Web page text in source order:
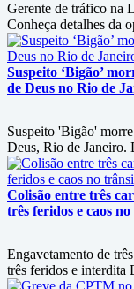
Gerente de tráfico na
Conheça detalhes da
Suspeito ‘Bigão’
de Deus no Rio de
Suspeito 'Bigão'
Deus, Rio de Janeiro.
Colisão entre três
três feridos e caos
Engavetamento de
três feridos e interdita